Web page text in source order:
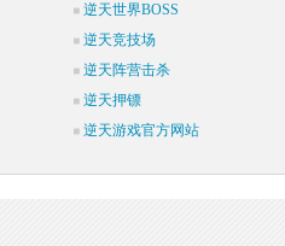
逆天世界BOSS
逆天竞技场
逆天阵营击杀
逆天押镖
逆天游戏官方网站